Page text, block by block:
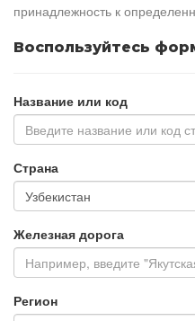
принадлежность к
Воспользуйтесь
Название или код
Введите название или код
Страна
Железная дорога
Регион